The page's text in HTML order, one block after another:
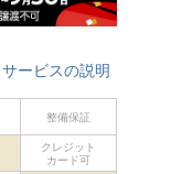
サービスの説明
整備保証
クレジット
カード可